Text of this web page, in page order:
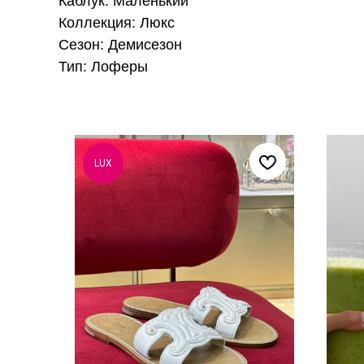
Коллекция: Люкс
Сезон: Демисезон
Тип: Лоферы
LUX